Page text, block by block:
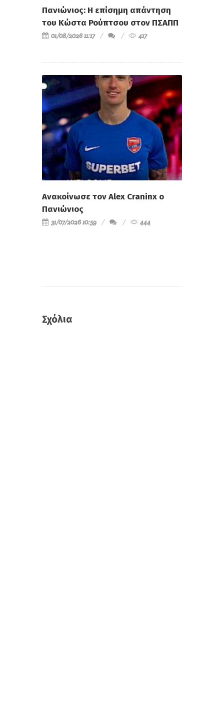
Πανιώνιος: Η επίσημη απάντηση
του Κώστα Ρούπτσου στον ΠΣΑΠΠ
01/08/2026 11:17 417
Ανακοίνωσε τον Alex Craninx ο
Πανιώνιος
31/07/2026 10:59 444
Σχόλια